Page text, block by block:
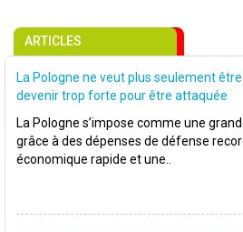
ARTICLES
La Pologne ne veut plus seulement
devenir trop forte pour être attaquée
La Pologne s’impose comme une
grâce à des dépenses de défense
économique rapide et une..